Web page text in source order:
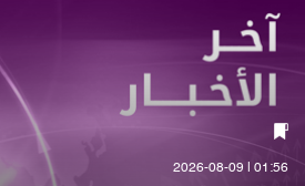
01:56 | 2026-08-09